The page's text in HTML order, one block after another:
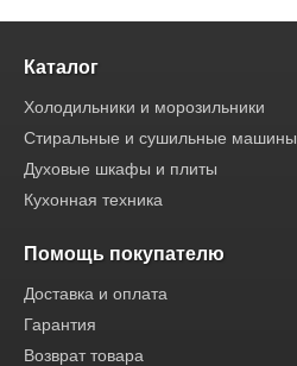
Каталог
Холодильники и морозильники
Стиральные и сушильные машины
Духовые шкафы и плиты
Кухонная техника
Помощь покупателю
Доставка и оплата
Гарантия
Возврат товара